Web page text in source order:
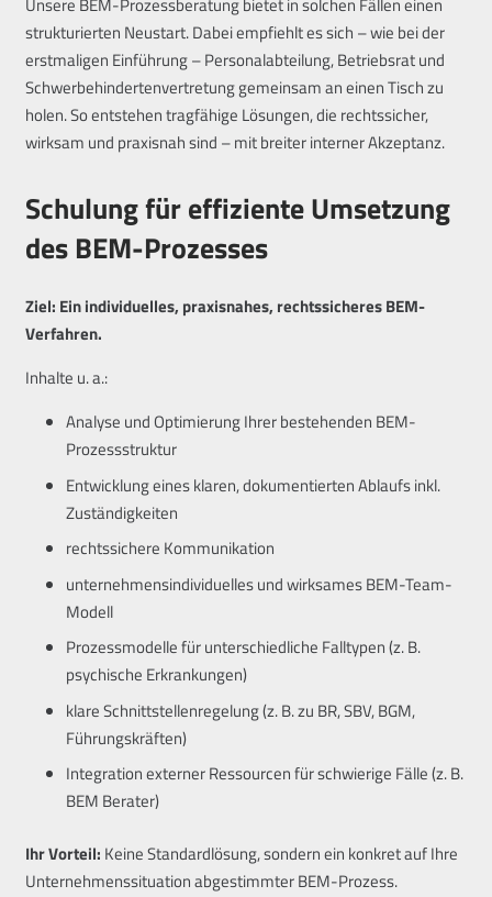
strukturierten Neustart. Dabei empfiehlt es sich – wie bei der
erstmaligen Einführung – Personalabteilung, Betriebsrat und
Schwerbehindertenvertretung gemeinsam an einen Tisch zu
holen. So entstehen tragfähige Lösungen, die rechtssicher,
wirksam und praxisnah sind – mit breiter interner Akzeptanz.
Schulung für effiziente Umsetzung
des BEM-Prozesses
Ziel: Ein individuelles, praxisnahes, rechtssicheres BEM-
Verfahren.
Inhalte u. a.:
Analyse und Optimierung Ihrer bestehenden BEM-
Prozessstruktur
Entwicklung eines klaren, dokumentierten Ablaufs inkl.
Zuständigkeiten
rechtssichere Kommunikation
unternehmensindividuelles und wirksames BEM-Team-
Modell
Prozessmodelle für unterschiedliche Falltypen (z. B.
psychische Erkrankungen)
klare Schnittstellenregelung (z. B. zu BR, SBV, BGM,
Führungskräften)
Integration externer Ressourcen für schwierige Fälle (z. B.
BEM Berater)
Ihr Vorteil: Keine Standardlösung, sondern ein konkret auf Ihre
Unternehmenssituation abgestimmter BEM-Prozess.